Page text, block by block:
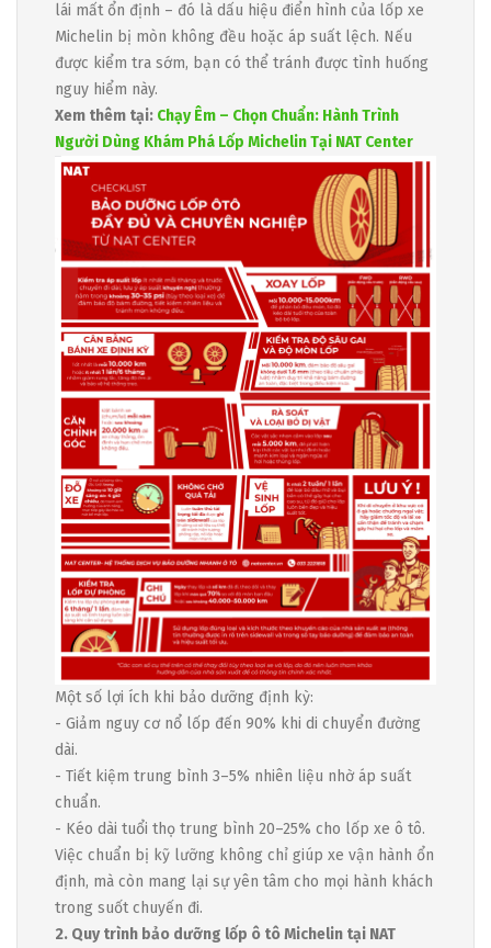
lái mất ổn định – đó là dấu hiệu điển hình của lốp xe
Michelin bị mòn không đều hoặc áp suất lệch. Nếu
được kiểm tra sớm, bạn có thể tránh được tình huống
nguy hiểm này.
Xem thêm tại: Chạy Êm – Chọn Chuẩn: Hành Trình
Người Dùng Khám Phá Lốp Michelin Tại NAT Center
Một số lợi ích khi bảo dưỡng định kỳ:
- Giảm nguy cơ nổ lốp đến 90% khi di chuyển đường
dài.
- Tiết kiệm trung bình 3–5% nhiên liệu nhờ áp suất
chuẩn.
- Kéo dài tuổi thọ trung bình 20–25% cho lốp xe ô tô.
Việc chuẩn bị kỹ lưỡng không chỉ giúp xe vận hành ổn
định, mà còn mang lại sự yên tâm cho mọi hành khách
trong suốt chuyến đi.
2. Quy trình bảo dưỡng lốp ô tô Michelin tại NAT